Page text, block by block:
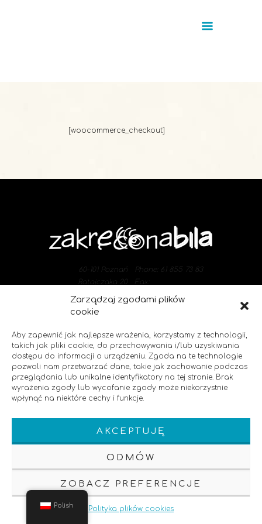
Zarządzaj zgodami plików
cookie
Aby zapewnić jak najlepsze wrażenia, korzystamy z technologii,
takich jak pliki cookie, do przechowywania i/lub uzyskiwania
dostępu do informacji o urządzeniu. Zgoda na te technologie
pozwoli nam przetwarzać dane, takie jak zachowanie podczas
przeglądania lub unikalne identyfikatory na tej stronie. Brak
wyrażenia zgody lub wycofanie zgody może niekorzystnie
wpłynąć na niektóre cechy i funkcje.
AKCEPTUJĘ
ODMÓW
ZOBACZ PREFERENCJE
Polityka plików cookies
[woocommerce_checkout]
Phone: 61 855 73 83
Fax:
60-101 Poznań
Ratajczaka 20
Polityka prywatności
Napędzane przez66projekt.pl
Polish